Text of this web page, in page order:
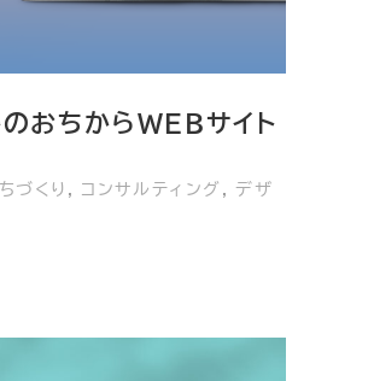
おちからWEBサイト
づくり , コンサルティング , デザ